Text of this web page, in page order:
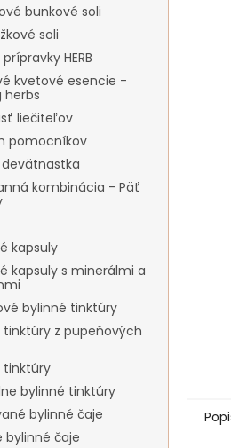
bunkové soli
soli
HERB
kvetové esencie -
herbs
liečiteľov
pomocníkov
kombinácia - Päť
kapsuly
kapsuly s minerálmi a
bylinné tinktúry
tinktúry z pupeňových
tinktúry
bylinné tinktúry
bylinné čaje
bylinné čaje